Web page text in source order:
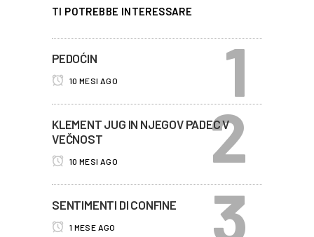
TI POTREBBE INTERESSARE
PEDOĆIN
10 MESI AGO
KLEMENT JUG IN NJEGOV PADEC V
VEČNOST
10 MESI AGO
SENTIMENTI DI CONFINE
1 MESE AGO